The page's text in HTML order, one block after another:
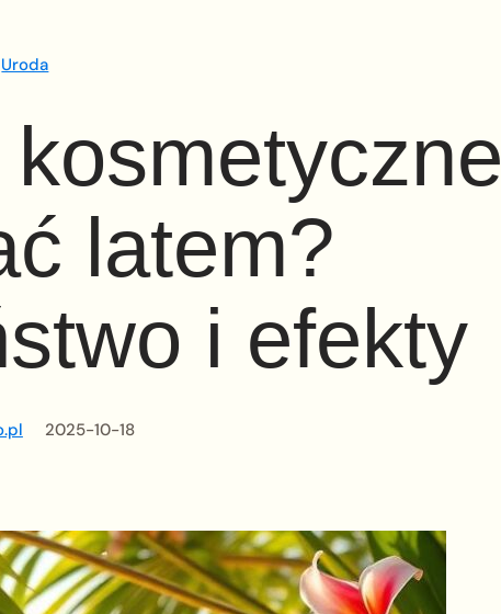
Uroda
latem?
i efekty
2025-10-18